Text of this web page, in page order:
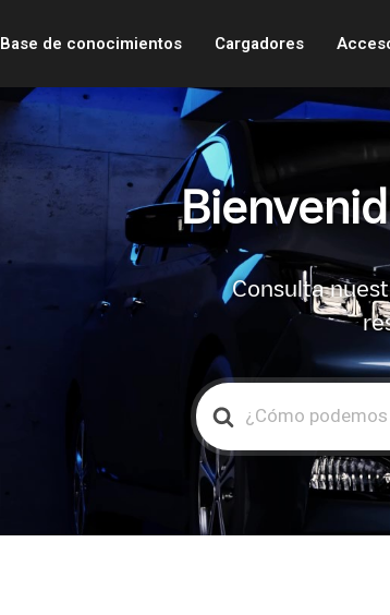
Base de conocimientos Cargadores
Consulta
Search
For